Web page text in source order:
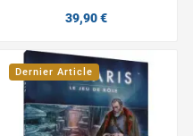
39,90 €
Dernier Article